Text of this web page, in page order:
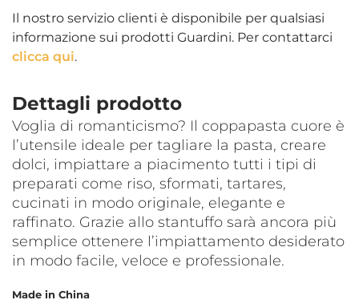
Il nostro servizio clienti è disponibile per qualsiasi
informazione sui prodotti Guardini. Per contattarci
clicca qui.
Dettagli prodotto
Voglia di romanticismo? Il coppapasta cuore è
l’utensile ideale per tagliare la pasta, creare
dolci, impiattare a piacimento tutti i tipi di
preparati come riso, sformati, tartares,
cucinati in modo originale, elegante e
raffinato. Grazie allo stantuffo sarà ancora più
semplice ottenere l’impiattamento desiderato
in modo facile, veloce e professionale.
Made in China